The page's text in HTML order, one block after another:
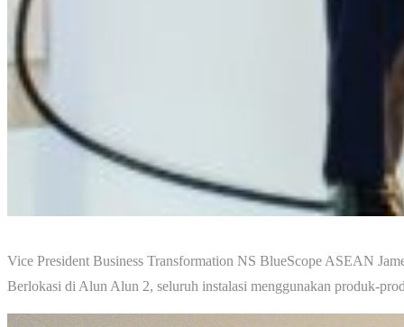
Vice President Business Transformation NS BlueScope ASEAN
Berlokasi di Alun Alun 2, seluruh instalasi menggunakan produk-